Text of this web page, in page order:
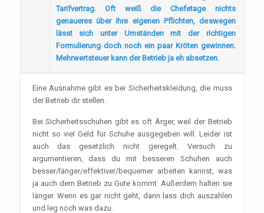
Tarifvertrag. Oft weiß die Chefetage nichts
genaueres über ihre eigenen Pflichten, deswegen
lässt sich unter Umständen mit der richtigen
Formulierung doch noch ein paar Kröten gewinnen.
Mehrwertsteuer kann der Betrieb ja eh absetzen.
Eine Ausnahme gibt es bei Sicherheitskleidung, die muss
der Betrieb dir stellen.
Bei Sicherheitsschuhen gibt es oft Ärger, weil der Betrieb
nicht so viel Geld für Schuhe ausgegeben will. Leider ist
auch das gesetzlich nicht geregelt. Versuch zu
argumentieren, dass du mit besseren Schuhen auch
besser/länger/effektiver/bequemer arbeiten kannst, was
ja auch dem Betrieb zu Gute kommt. Außerdem halten sie
länger. Wenn es gar nicht geht, dann lass dich auszahlen
und leg noch was dazu.